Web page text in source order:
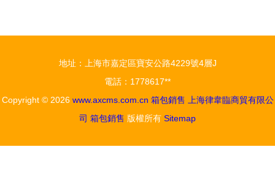
地址：上海市嘉定區寶安公路4229號4層J
電話：1778617**
Copyright © 2026 www.axcms.com.cn 箱包銷售
上海律韋臨商貿有限公
司 箱包銷售 版權所有 Sitemap